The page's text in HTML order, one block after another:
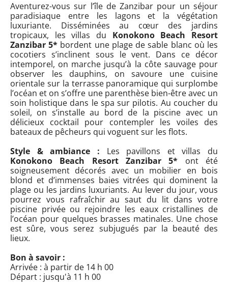
Aventurez-vous sur l’île de Zanzibar pour un séjour
paradisiaque entre les lagons et la végétation
luxuriante. Disséminées au cœur des jardins
tropicaux, les villas du Konokono Beach Resort
Zanzibar 5* bordent une plage de sable blanc où les
cocotiers s’inclinent sous le vent. Dans ce décor
intemporel, on marche jusqu’à la côte sauvage pour
observer les dauphins, on savoure une cuisine
orientale sur la terrasse panoramique qui surplombe
l’océan et on s’offre une parenthèse bien-être avec un
soin holistique dans le spa sur pilotis. Au coucher du
soleil, on s’installe au bord de la piscine avec un
délicieux cocktail pour contempler les voiles des
bateaux de pêcheurs qui voguent sur les flots.
Style & ambiance : Les pavillons et villas du
Konokono Beach Resort Zanzibar 5* ont été
soigneusement décorés avec un mobilier en bois
blond et d’immenses baies vitrées qui dominent la
plage ou les jardins luxuriants. Au lever du jour, vous
pourrez vous rafraîchir au saut du lit dans votre
piscine privée ou rejoindre les eaux cristallines de
l’océan pour quelques brasses matinales. Une chose
est sûre, vous serez subjugués par la beauté des
lieux.
Bon à savoir :
Arrivée : à partir de 14 h 00
Départ : jusqu'à 11 h 00